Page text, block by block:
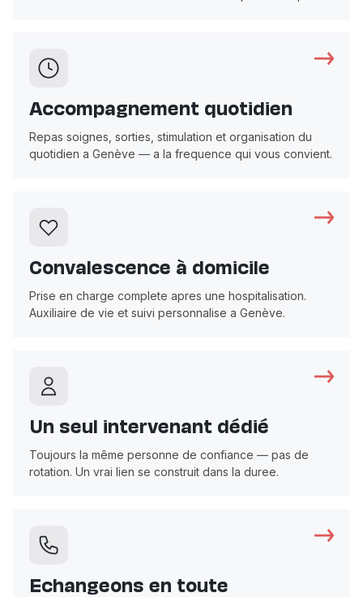
Accompagnement quotidien
Repas soignes, sorties, stimulation et organisation du
quotidien a Genève — a la frequence qui vous convient.
Convalescence à domicile
Prise en charge complete apres une hospitalisation.
Auxiliaire de vie et suivi personnalise a Genève.
Un seul intervenant dédié
Toujours la même personne de confiance — pas de
rotation. Un vrai lien se construit dans la duree.
Echangeons en toute